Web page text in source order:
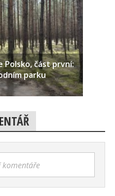
Polsko, část první:
parku
komentáře